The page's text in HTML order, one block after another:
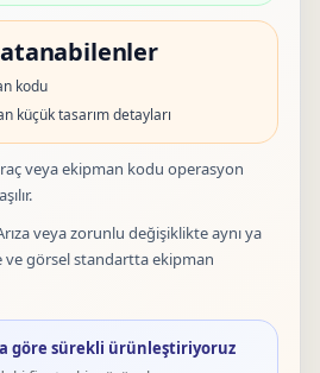
kodu
küçük tasarım detayları
veya ekipman kodu operasyon
veya zorunlu değişiklikte aynı ya
ve görsel standartta ekipman
göre sürekli ürünleştiriyoruz